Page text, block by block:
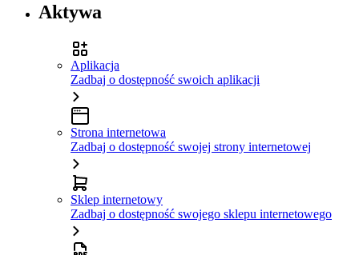
Aktywa
Aplikacja
Zadbaj o dostępność swoich aplikacji
Strona internetowa
Zadbaj o dostępność swojej strony internetowej
Sklep internetowy
Zadbaj o dostępność swojego sklepu internetowego